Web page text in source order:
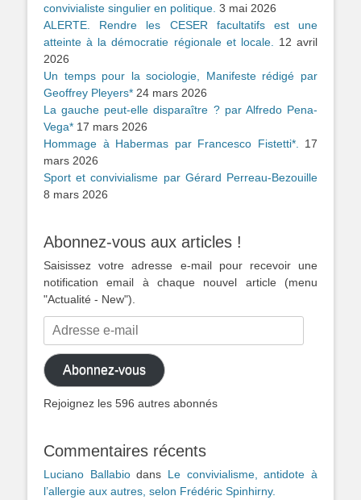
convivialiste singulier en politique. 3 mai 2026
ALERTE. Rendre les CESER facultatifs est une
atteinte à la démocratie régionale et locale.
12 avril
2026
Un temps pour la sociologie, Manifeste rédigé par
Geoffrey Pleyers* 24 mars 2026
La gauche peut-elle disparaître ? par Alfredo Pena-
Vega* 17 mars 2026
Hommage à Habermas par Francesco Fistetti*.
17
mars 2026
Sport et convivialisme par Gérard Perreau-Bezouille
8 mars 2026
Abonnez-vous aux articles !
Saisissez votre adresse e-mail pour recevoir une
notification email à chaque nouvel article (menu
"Actualité - New").
Adresse
mail
Abonnez-vous
Rejoignez les 596 autres abonnés
Commentaires récents
Luciano Ballabiodans Le convivialisme, antidote à
l’allergie aux autres, selon Frédéric Spinhirny.